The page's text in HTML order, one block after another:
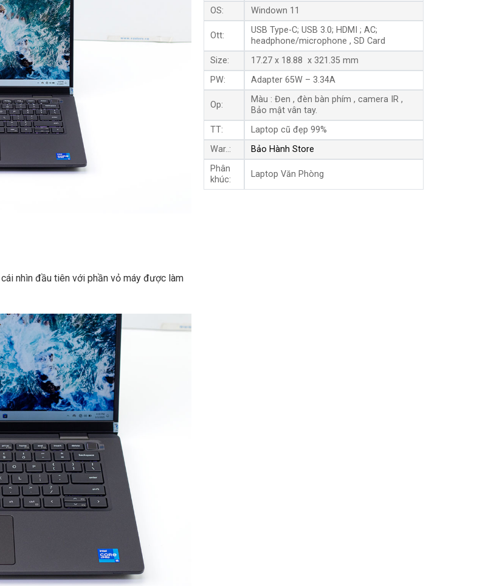
nhìn đầu tiên với phần vỏ máy được làm
OS:
Windown 11
Ott:
USB Type-C; USB 3.0; HDMI ; AC;
headphone/microphone , SD Card
Size:
17.27 x 18.88 x 321.35 mm
PW:
Adapter 65W – 3.34A
Op:
Màu : Đen , đèn bàn phím , camera IR ,
Bảo mật vân tay.
TT:
Laptop cũ đẹp 99%
War..:
Bảo Hành Store
Phân
khúc:
Laptop Văn Phòng